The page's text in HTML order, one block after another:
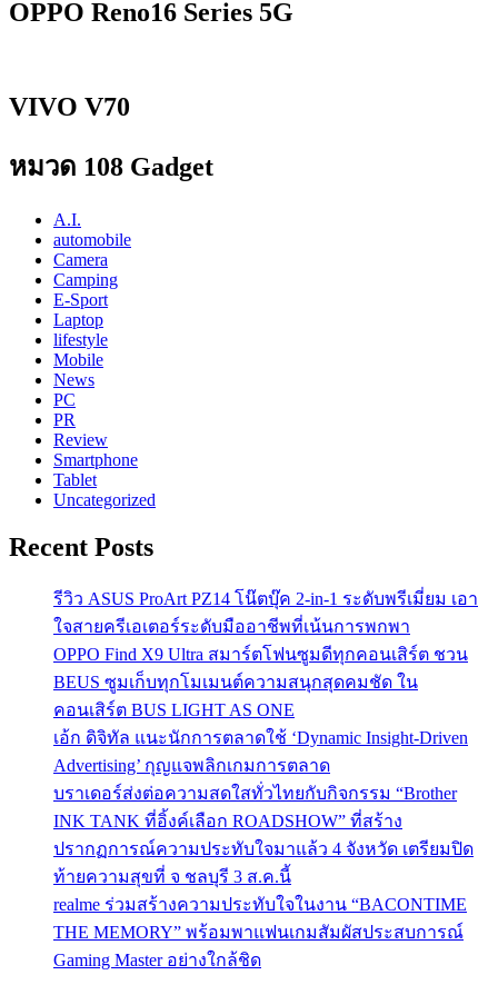
OPPO Reno16 Series 5G
VIVO V70
หมวด 108 Gadget
A.I.
automobile
Camera
Camping
E-Sport
Laptop
lifestyle
Mobile
News
PC
PR
Review
Smartphone
Tablet
Uncategorized
Recent Posts
รีวิว ASUS ProArt PZ14 โน๊ตบุ๊ค 2-in-1 ระดับพรีเมี่ยม เอา
ใจสายครีเอเตอร์ระดับมืออาชีพที่เน้นการพกพา
OPPO Find X9 Ultra สมาร์ตโฟนซูมดีทุกคอนเสิร์ต ชวน
BEUS ซูมเก็บทุกโมเมนต์ความสนุกสุดคมชัด ใน
คอนเสิร์ต BUS LIGHT AS ONE
เอ้ก ดิจิทัล แนะนักการตลาดใช้ ‘Dynamic Insight-Driven
Advertising’ กุญแจพลิกเกมการตลาด
บราเดอร์ส่งต่อความสดใสทั่วไทยกับกิจกรรม “Brother
INK TANK ที่อิ้งค์เลือก ROADSHOW” ที่สร้าง
ปรากฏการณ์ความประทับใจมาแล้ว 4 จังหวัด เตรียมปิด
ท้ายความสุขที่ จ ชลบุรี 3 ส.ค.นี้
realme ร่วมสร้างความประทับใจในงาน “BACONTIME
THE MEMORY” พร้อมพาแฟนเกมสัมผัสประสบการณ์
Gaming Master อย่างใกล้ชิด